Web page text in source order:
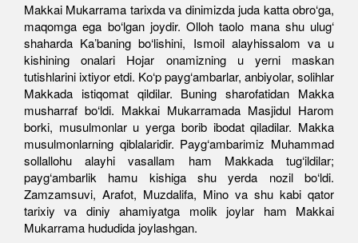
Makkai Mukarrama tarixda va dinimizda juda katta obro‘ga,
maqomga ega bo‘lgan joydir. Olloh taolo mana shu ulug‘
shaharda Ka’baning bo‘lishini, Ismoil alayhissalom va u
kishining onalari Hojar onamizning u yerni maskan
tutishlarini ixtiyor etdi. Ko‘p payg‘ambarlar, anbiyolar, solihlar
Makkada istiqomat qildilar. Buning sharofatidan Makka
musharraf bo‘ldi. Makkai Mukarramada Masjidul Harom
borki, musulmonlar u yerga borib ibodat qiladilar. Makka
musulmonlarning qiblalaridir. Payg‘ambarimiz Muhammad
sollallohu alayhi vasallam ham Makkada tug‘ildilar;
payg‘ambarlik hamu kishiga shu yerda nozil bo‘ldi.
Zamzamsuvi, Arafot, Muzdalifa, Mino va shu kabi qator
tarixiy va diniy ahamiyatga molik joylar ham Makkai
Mukarrama hududida joylashgan.